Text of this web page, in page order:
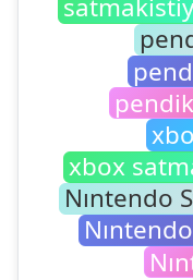
xbox
Nıntendo